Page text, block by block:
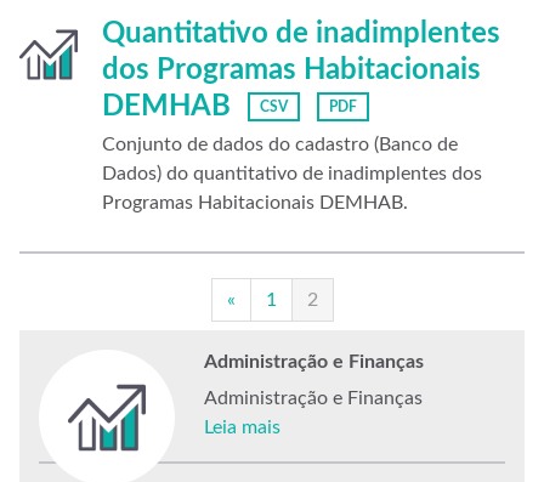
Quantitativo de inadimplentes
dos Programas Habitacionais
DEMHAB
CSV PDF
Conjunto de dados do cadastro (Banco de
Dados) do quantitativo de inadimplentes dos
Programas Habitacionais DEMHAB.
« 1 2
Administração e Finanças
Administração e Finanças
Leia mais